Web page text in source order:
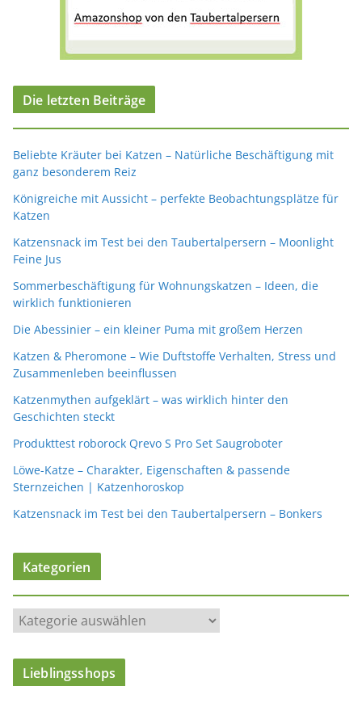
Die letzten Beiträge
Beliebte Kräuter bei Katzen – Natürliche Beschäftigung mit
ganz besonderem Reiz
Königreiche mit Aussicht – perfekte Beobachtungsplätze für
Katzen
Katzensnack im Test bei den Taubertalpersern – Moonlight
Feine Jus
Sommerbeschäftigung für Wohnungskatzen – Ideen, die
wirklich funktionieren
Die Abessinier – ein kleiner Puma mit großem Herzen
Katzen & Pheromone – Wie Duftstoffe Verhalten, Stress und
Zusammenleben beeinflussen
Katzenmythen aufgeklärt – was wirklich hinter den
Geschichten steckt
Produkttest roborock Qrevo S Pro Set Saugroboter
Löwe-Katze – Charakter, Eigenschaften & passende
Sternzeichen | Katzenhoroskop
Katzensnack im Test bei den Taubertalpersern – Bonkers
Kategorien
a
t
Lieblingsshops